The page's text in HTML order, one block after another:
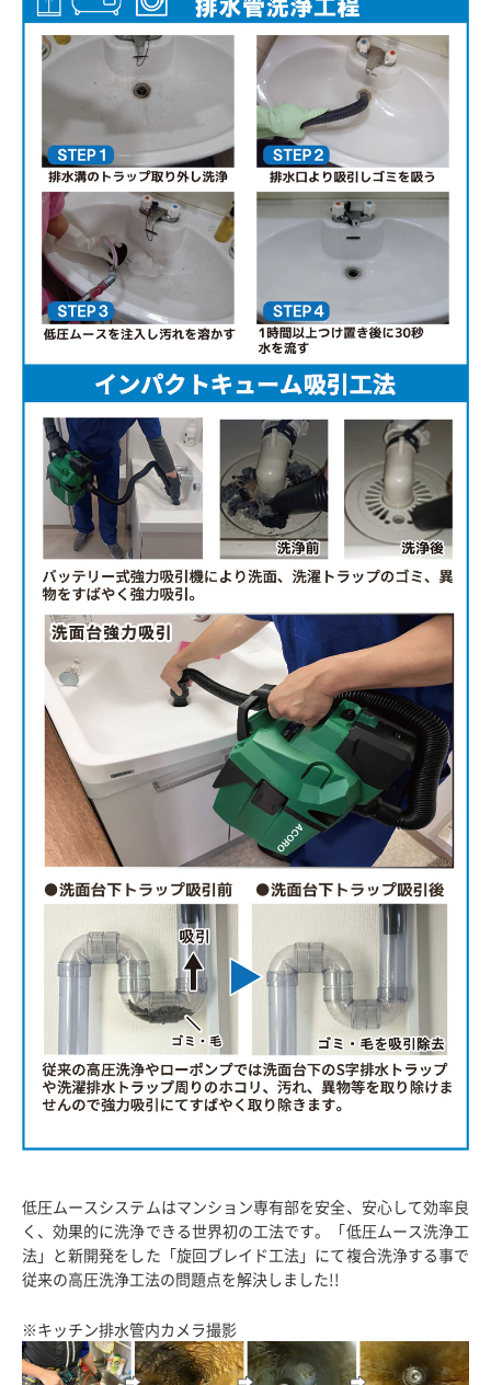
低圧ムースシステムはマンション専有部を安全、安心して効率良
く、効果的に洗浄できる世界初の工法です。「低圧ムース洗浄工
法」と新開発をした「旋回ブレイド工法」にて複合洗浄する事で
従来の高圧洗浄工法の問題点を解決しました!!
※キッチン排水管内カメラ撮影